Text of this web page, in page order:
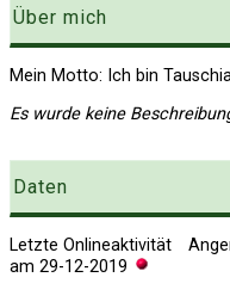
Über mich
Mein Motto: Ich bin
Es wurde keine
Daten
Letzte Onlineaktivität
am 29-12-2019